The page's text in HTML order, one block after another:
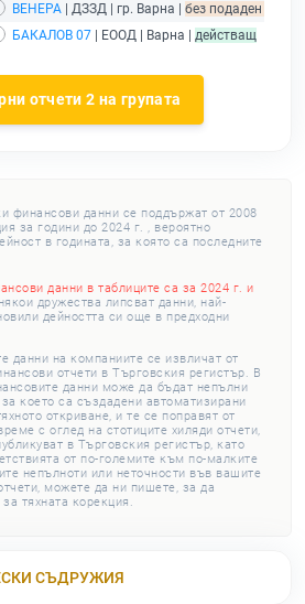
ВЕНЕРА | ДЗЗД | гр. Варна | без подаден
БАКАЛОВ 07 | ЕООД | Варна | действащ
отчети 2 на групата
финансови данни се поддържат от 2008
за години до 2024 г. , вероятно
в годината, за която са последните
данни в таблиците са за 2024 г. и
дружества липсват данни, най-
дейността си още в предходни
данни на компаниите се извличат от
отчети в Търговския регистър. В
данни може да бъдат непълни
което са създадени автоматизирани
откриване, и те се поправят от
с оглед на стотиците хиляди отчети,
в Търговския регистър, като
от по-големите към по-малките
непълноти или неточности във вашите
можете да ни пишете, за да
тяхната корекция.
СЪДРУЖИЯ